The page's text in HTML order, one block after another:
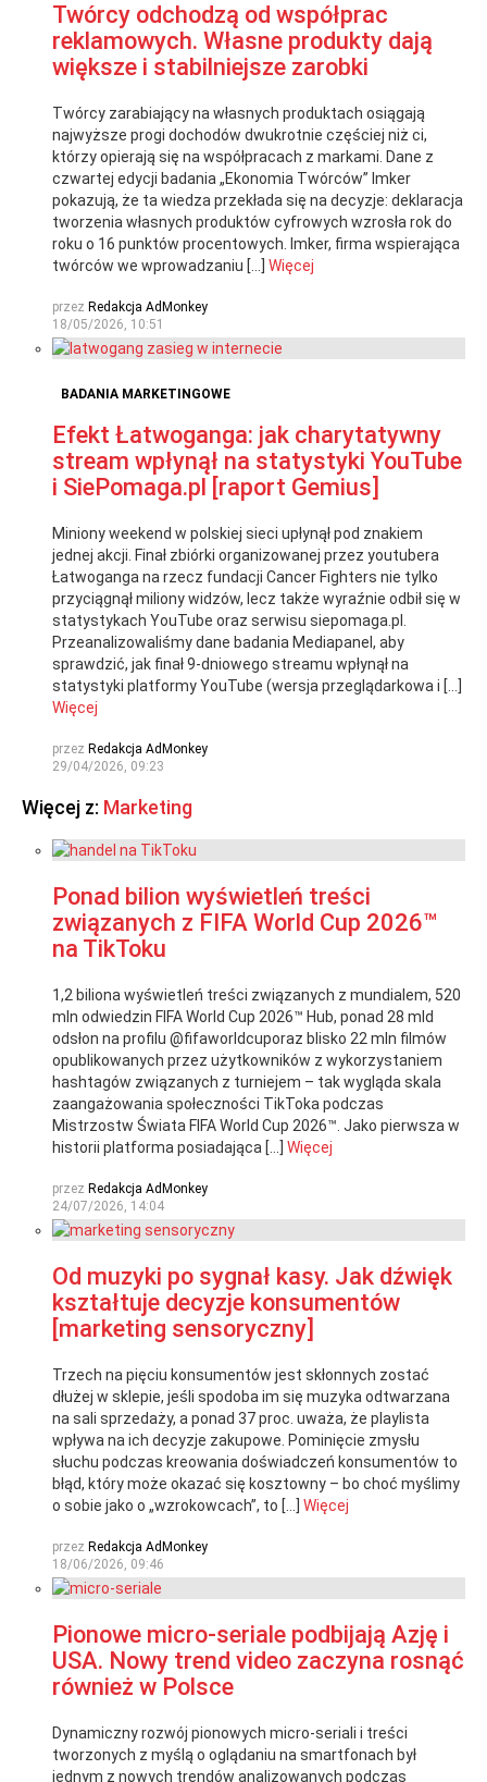
Twórcy odchodzą od współprac
reklamowych. Własne produkty dają
większe i stabilniejsze zarobki
Twórcy zarabiający na własnych produktach osiągają
najwyższe progi dochodów dwukrotnie częściej niż ci,
którzy opierają się na współpracach z markami. Dane z
czwartej edycji badania „Ekonomia Twórców” Imker
pokazują, że ta wiedza przekłada się na decyzje: deklaracja
tworzenia własnych produktów cyfrowych wzrosła rok do
roku o 16 punktów procentowych. Imker, firma wspierająca
twórców we wprowadzaniu […] Więcej
przez Redakcja AdMonkey
18/05/2026, 10:51
BADANIA MARKETINGOWE
Efekt Łatwoganga: jak charytatywny
stream wpłynął na statystyki YouTube
i SiePomaga.pl [raport Gemius]
Miniony weekend w polskiej sieci upłynął pod znakiem
jednej akcji. Finał zbiórki organizowanej przez youtubera
Łatwoganga na rzecz fundacji Cancer Fighters nie tylko
przyciągnął miliony widzów, lecz także wyraźnie odbił się w
statystykach YouTube oraz serwisu siepomaga.pl.
Przeanalizowaliśmy dane badania Mediapanel, aby
sprawdzić, jak finał 9-dniowego streamu wpłynął na
statystyki platformy YouTube (wersja przeglądarkowa i […]
Więcej
przez Redakcja AdMonkey
29/04/2026, 09:23
Więcej z: Marketing
Ponad bilion wyświetleń treści
związanych z FIFA World Cup 2026™
na TikToku
1,2 biliona wyświetleń treści związanych z mundialem, 520
mln odwiedzin FIFA World Cup 2026™ Hub, ponad 28 mld
odsłon na profilu @fifaworldcuporaz blisko 22 mln filmów
opublikowanych przez użytkowników z wykorzystaniem
hashtagów związanych z turniejem – tak wygląda skala
zaangażowania społeczności TikToka podczas
Mistrzostw Świata FIFA World Cup 2026™. Jako pierwsza w
historii platforma posiadająca […] Więcej
przez Redakcja AdMonkey
24/07/2026, 14:04
Od muzyki po sygnał kasy. Jak dźwięk
kształtuje decyzje konsumentów
[marketing sensoryczny]
Trzech na pięciu konsumentów jest skłonnych zostać
dłużej w sklepie, jeśli spodoba im się muzyka odtwarzana
na sali sprzedaży, a ponad 37 proc. uważa, że playlista
wpływa na ich decyzje zakupowe. Pominięcie zmysłu
słuchu podczas kreowania doświadczeń konsumentów to
błąd, który może okazać się kosztowny – bo choć myślimy
o sobie jako o „wzrokowcach”, to […] Więcej
przez Redakcja AdMonkey
18/06/2026, 09:46
Pionowe micro-seriale podbijają Azję i
USA. Nowy trend video zaczyna rosnąć
również w Polsce
Dynamiczny rozwój pionowych micro-seriali i treści
tworzonych z myślą o oglądaniu na smartfonach był
jednym z nowych trendów analizowanych podczas